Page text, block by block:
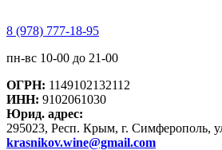
8 (978) 777-18-95
пн-вс 10-00 до 21-00
ОГРН: 1149102132112
ИНН: 9102061030
Юрид. адрес:
295023, Респ. Крым, г. Симферополь,
krasnikov.wine@gmail.com